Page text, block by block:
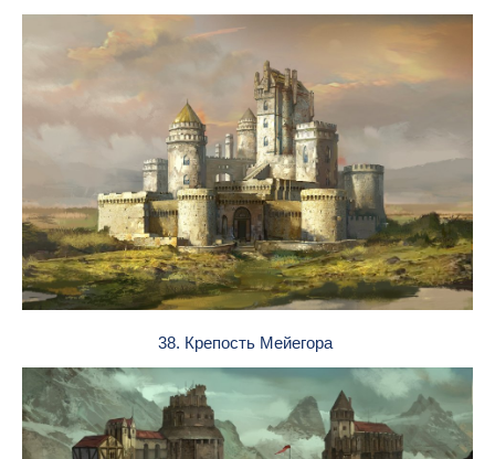
38. Крепость Мейегора